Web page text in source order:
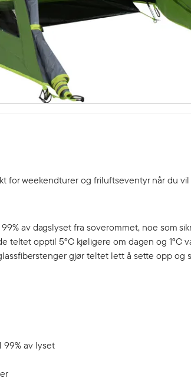
for weekendturer og friluftseventyr når du
av dagslyset fra soverommet, noe som
teltet opptil 5°C kjøligere om dagen og 1°C
gjør teltet lett å sette opp og
av lyset